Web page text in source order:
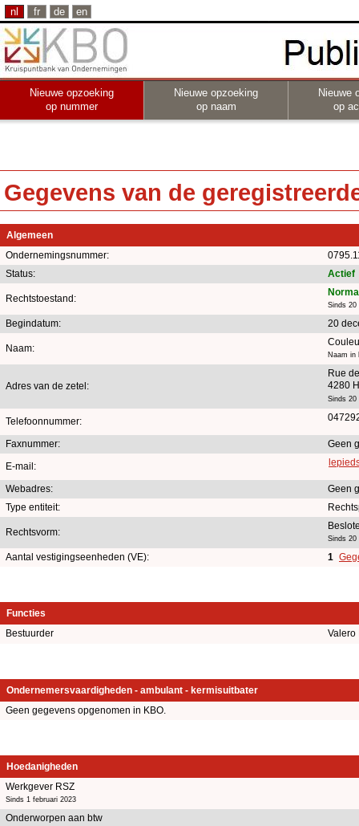
nl fr de en
Nieuwe opzoeking
op nummer
Nieuwe opzoeking
op naam
Nieuwe
op
Gegevens van de
Algemeen
Ondernemingsnummer:
Status:
Actief
Rechtstoestand:
Sinds 20
Begindatum: 20
Naam:
Naam in
Adres van de zetel:
Rue
4280
Sinds 20
Telefoonnummer:
Faxnummer:
Geen
E-mail:
Webadres:
Geen
Type entiteit:
Rechtsvorm:
Sinds 20
Aantal vestigingseenheden (VE): 1
Functies
Bestuurder
Ondernemersvaardigheden - ambulant - kermisuitbater
Geen gegevens opgenomen in KBO.
Hoedanigheden
Werkgever RSZ
Sinds 1 februari 2023
Onderworpen aan btw